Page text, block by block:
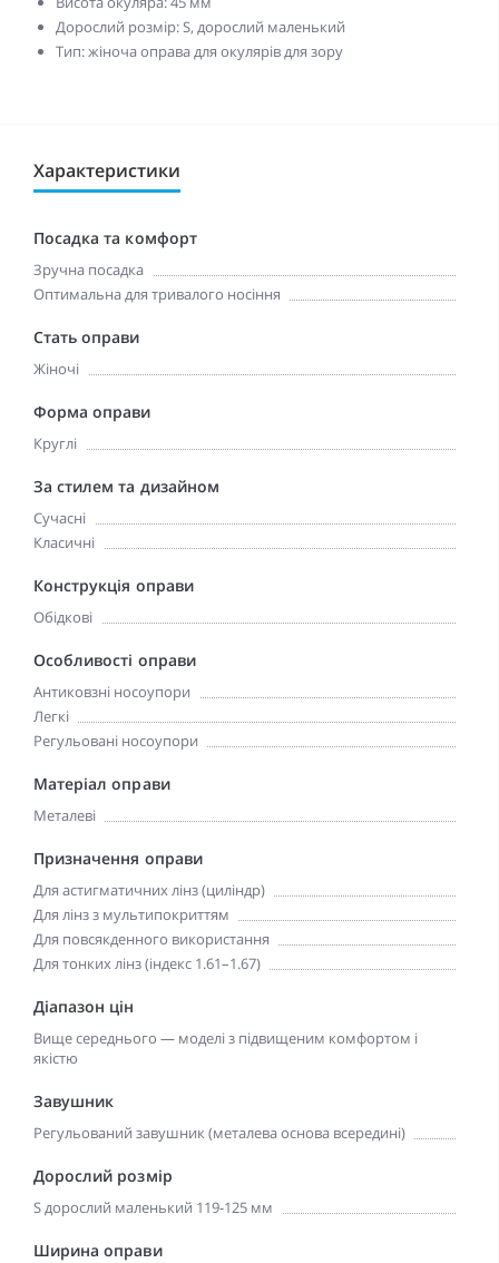
Дорослий розмір: S, дорослий маленький
Тип: жіноча оправа для окулярів для зору
Характеристики
Посадка та комфорт
Зручна посадка
Оптимальна для тривалого носіння
Стать оправи
Жіночі
Форма оправи
Круглі
За стилем та дизайном
Сучасні
Класичні
Конструкція оправи
Обідкові
Особливості оправи
Антиковзні носоупори
Легкі
Регульовані носоупори
Матеріал оправи
Металеві
Призначення оправи
Для астигматичних лінз (циліндр)
Для лінз з мультипокриттям
Для повсякденного використання
Для тонких лінз (індекс 1.61–1.67)
Діапазон цін
Вище середнього — моделі з підвищеним комфортом і
якістю
Завушник
Регульований завушник (металева основа всередині)
Дорослий розмір
S дорослий маленький 119-125 мм
Ширина оправи